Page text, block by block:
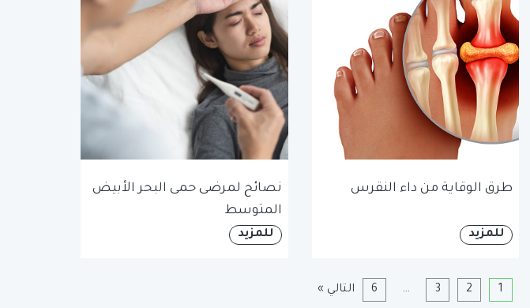
طرق الوقاية من داء النقرس
للمزيد
نصائح لمرضى حمى البحر الأبيض
المتوسط
للمزيد
1
2
3
…
6 التالي »